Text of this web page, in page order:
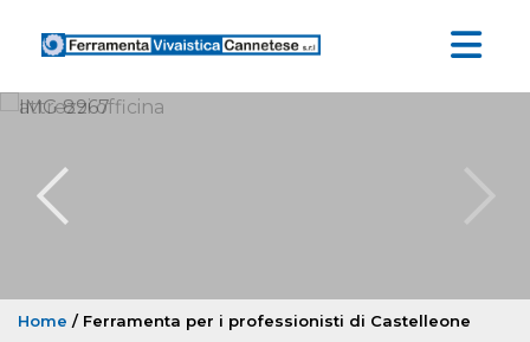
Home / Ferramenta per i professionisti di Castelleone